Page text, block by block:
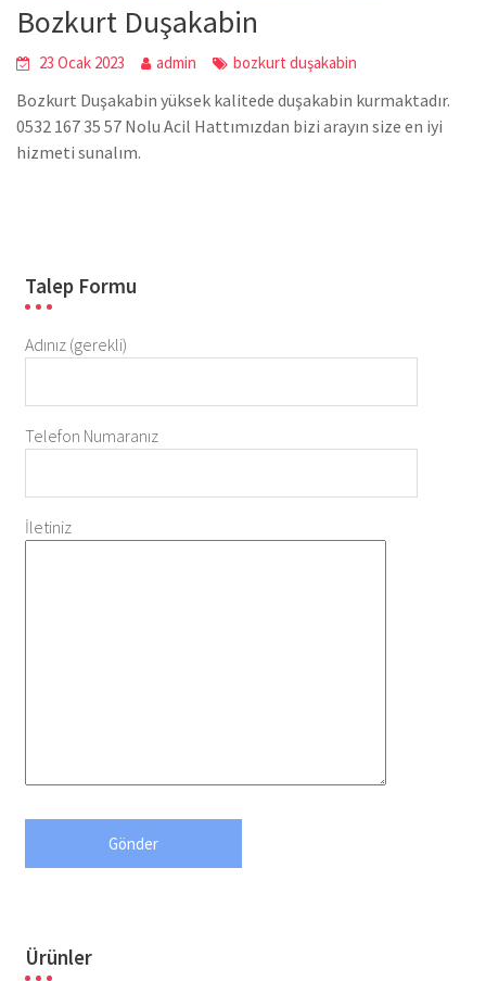
Bozkurt Duşakabin
23 Ocak 2023 admin bozkurt duşakabin
Bozkurt Duşakabin yüksek kalitede duşakabin kurmaktadır.
0532 167 35 57 Nolu Acil Hattımızdan bizi arayın size en iyi
hizmeti sunalım.
Talep Formu
Adınız (gerekli)
Telefon Numaranız
İletiniz
Ürünler